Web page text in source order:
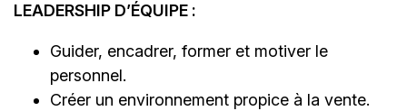
LEADERSHIP D’ÉQUIPE :
Guider, encadrer, former et motiver le
personnel.
Créer un environnement propice à la vente.